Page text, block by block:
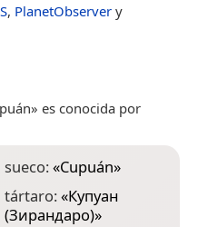
, PlanetObserver y
es conocida por
sueco:«Cupuán»
tártaro:«Купуан
(Зирандаро)»